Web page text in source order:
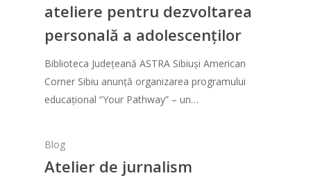
ateliere pentru dezvoltarea
personală a adolescenților
Biblioteca Județeană ASTRA Sibiuși American
Corner Sibiu anunță organizarea programului
educațional “Your Pathway” – un…
Blog
Atelier de jurnalism